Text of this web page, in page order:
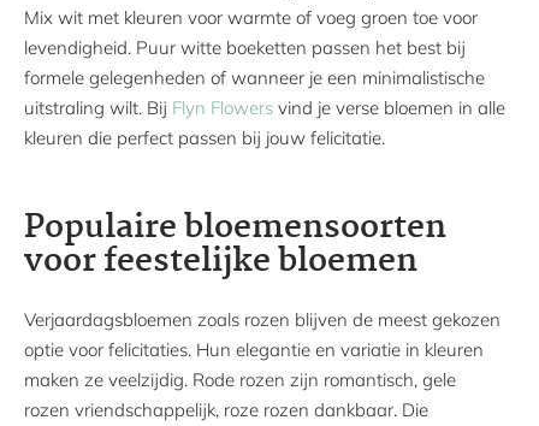
Mix wit met kleuren voor warmte of voeg groen toe voor
levendigheid. Puur witte boeketten passen het best bij
formele gelegenheden of wanneer je een minimalistische
uitstraling wilt. Bij Flyn Flowers vind je verse bloemen in alle
kleuren die perfect passen bij jouw felicitatie.
Populaire bloemensoorten
voor feestelijke bloemen
Verjaardagsbloemen zoals rozen blijven de meest gekozen
optie voor felicitaties. Hun elegantie en variatie in kleuren
maken ze veelzijdig. Rode rozen zijn romantisch, gele
rozen vriendschappelijk, roze rozen dankbaar. Die